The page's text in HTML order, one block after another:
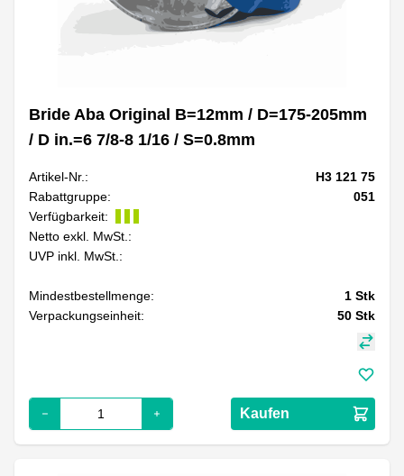
Bride Aba Original B=12mm / D=175-205mm
/ D in.=6 7/8-8 1/16 / S=0.8mm
Artikel-Nr.:
H3 121 75
Rabattgruppe:
051
Verfügbarkeit:
Netto exkl. MwSt.:
UVP inkl. MwSt.:
Mindestbestellmenge: 1 Stk
Verpackungseinheit:
50 Stk
Kaufen